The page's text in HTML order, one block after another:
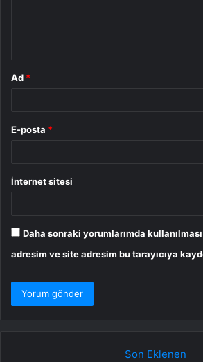
Ad *
E-posta *
İnternet sitesi
Daha sonraki yorumlarımda
adresim ve site adresim bu tarayıcıya
Son Eklenen